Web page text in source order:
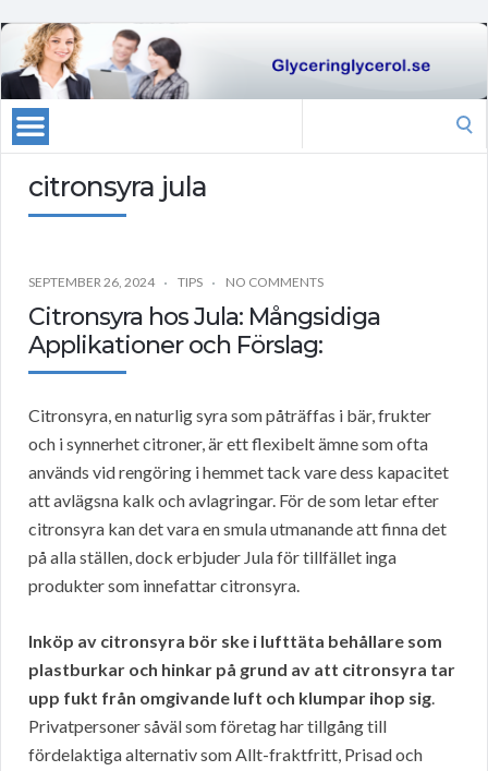
citronsyra jula
SEPTEMBER 26, 2024 TIPS NO COMMENTS
Citronsyra hos Jula: Mångsidiga
Applikationer och Förslag:
Citronsyra, en naturlig syra som påträffas i bär, frukter
och i synnerhet citroner, är ett flexibelt ämne som ofta
används vid rengöring i hemmet tack vare dess kapacitet
att avlägsna kalk och avlagringar. För de som letar efter
citronsyra kan det vara en smula utmanande att finna det
på alla ställen, dock erbjuder Jula för tillfället inga
produkter som innefattar citronsyra.
Inköp av citronsyra bör ske i lufttäta behållare som
plastburkar och hinkar på grund av att citronsyra tar
upp fukt från omgivande luft och klumpar ihop sig.
Privatpersoner såväl som företag har tillgång till
fördelaktiga alternativ som Allt-fraktfritt, Prisad och